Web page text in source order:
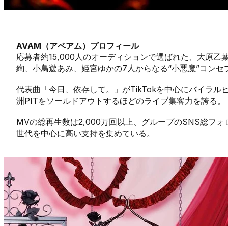
AVAM（アベアム）プロフィール
応募者約15,000人のオーディションで選ばれた、大原乙
絢、小鳥遊あみ、姫宮ゆかの7人からなる“小悪魔”コン
代表曲「今日、依存して。」がTikTokを中心にバイラル
洲PITをソールドアウトするほどのライブ集客力を誇る。
MVの総再生数は2,000万回以上、グループのSNS総フ
世代を中心に高い支持を集めている。